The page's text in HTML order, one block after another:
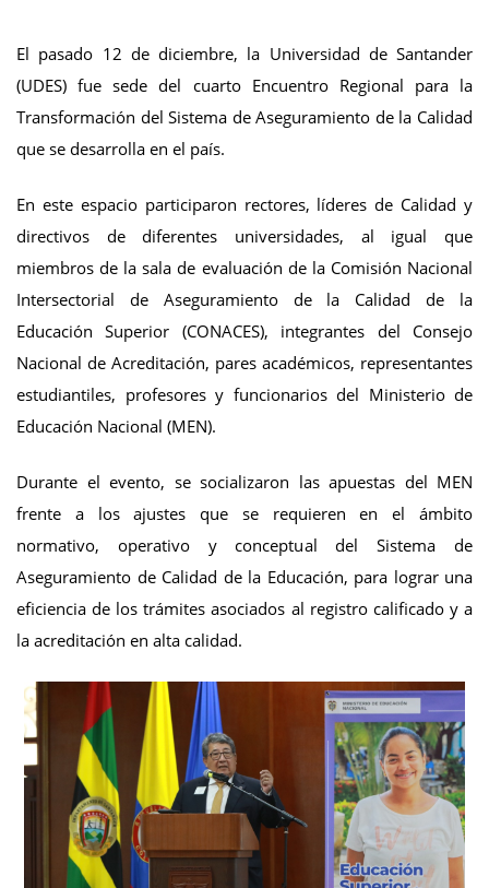
El pasado 12 de diciembre, la Universidad de Santander
(UDES) fue sede del cuarto Encuentro Regional para la
Transformación del Sistema de Aseguramiento de la Calidad
que se desarrolla en el país.
En este espacio participaron rectores, líderes de Calidad y
directivos de diferentes universidades, al igual que
miembros de la sala de evaluación de la Comisión Nacional
Intersectorial de Aseguramiento de la Calidad de la
Educación Superior (CONACES), integrantes del Consejo
Nacional de Acreditación, pares académicos, representantes
estudiantiles, profesores y funcionarios del Ministerio de
Educación Nacional (MEN).
Durante el evento, se socializaron las apuestas del MEN
frente a los ajustes que se requieren en el ámbito
normativo, operativo y conceptual del Sistema de
Aseguramiento de Calidad de la Educación, para lograr una
eficiencia de los trámites asociados al registro calificado y a
la acreditación en alta calidad.